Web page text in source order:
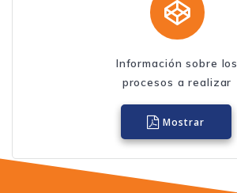
Información sobre los
procesos a realizar
Mostrar